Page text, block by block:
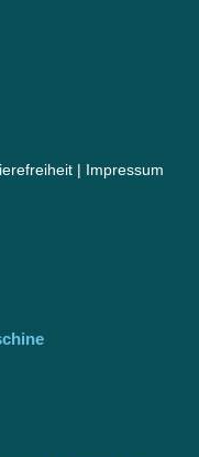
| Impressum